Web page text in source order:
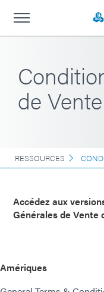
de Vente
RESSOURCES
Accédez aux
Générales de Vente
Amériques